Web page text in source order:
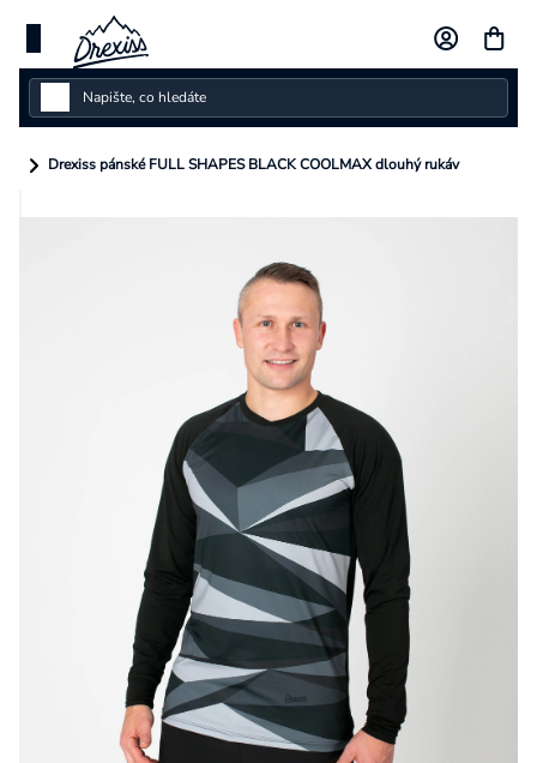
obsah
Dámské
Drexiss pánské FULL SHAPES BLACK COOLMAX dlouhý rukáv